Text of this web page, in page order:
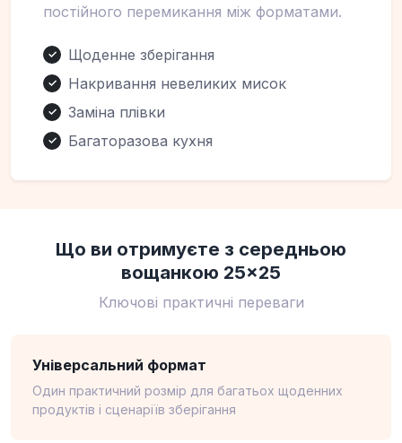
постійного перемикання між форматами.
✓ Щоденне зберігання
✓ Накривання невеликих мисок
✓ Заміна плівки
✓ Багаторазова кухня
Що ви отримуєте з середньою
вощанкою 25×25
Ключові практичні переваги
Універсальний формат
Один практичний розмір для багатьох щоденних
продуктів і сценаріїв зберігання